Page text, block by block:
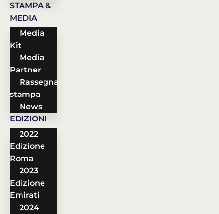
STAMPA &
MEDIA
Media
Kit
Media
Partner
Rassegna
stampa
News
EDIZIONI
2022
Edizione
Roma
2023
Edizione
Emirati
2024